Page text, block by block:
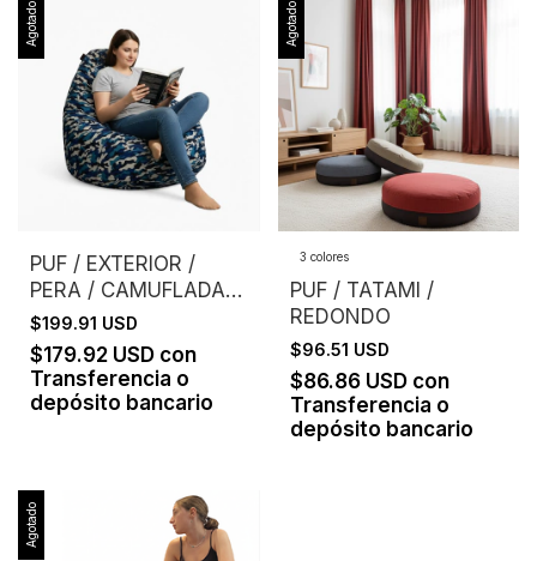
Agotado
PUF / EXTERIOR /
PERA / CAMUFLADA /
AZUL
$199.91 USD
$179.92 USD con
Transferencia o
depósito bancario
Agotado
3 colores
PUF / TATAMI /
REDONDO
$96.51 USD
$86.86 USD con
Transferencia o
depósito bancario
Agotado